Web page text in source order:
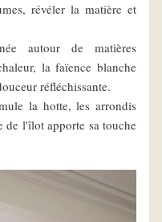
révéler la matière et
autour de matières
la faïence blanche
réfléchissante.
la hotte, les arrondis
de l'îlot apporte sa touche